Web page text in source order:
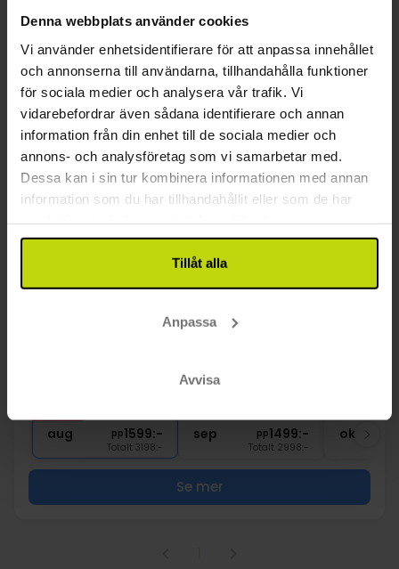
Denna webbplats använder cookies
Vi använder enhetsidentifierare för att anpassa innehållet
och annonserna till användarna, tillhandahålla funktioner
för sociala medier och analysera vår trafik. Vi
vidarebefordrar även sådana identifierare och annan
information från din enhet till de sociala medier och
annons- och analysföretag som vi samarbetar med.
Dessa kan i sin tur kombinera informationen med annan
information som du har tillhandahållit eller som de har
Tillåt alla
Anpassa
Avvisa
Historisk pärla vid södra Vänern
Ronnums Herrgård
118 recensioner
övernattning med frukost
kaffe/te med sötsak på ankomstdagen
2x Gratis parkering
aug pp1599:-
Totalt 3198:-
sep pp1499:-
Totalt 2998:-
okt
Se mer